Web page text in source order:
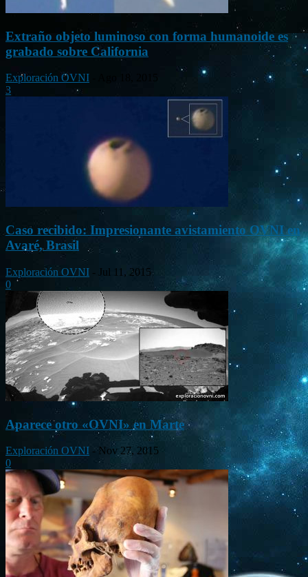
Extraño objeto luminoso con forma humanoide es
grabado sobre California
Exploración OVNI
3
Caso recibido: Impresionante avistamiento OVNI en
Avaré, Brasil
Exploración OVNI - Jul 11, 2015
0
Aparece otro «OVNI» en Marte
Exploración OVNI - Nov 27, 2015
0